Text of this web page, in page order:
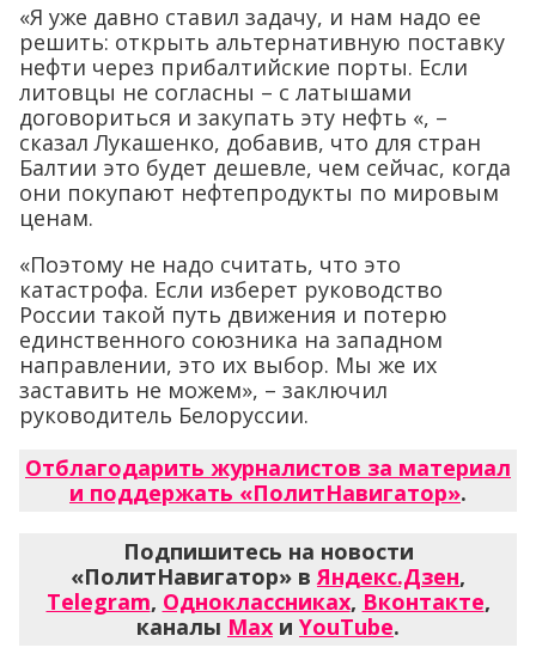
«Я уже давно ставил задачу, и нам надо ее
решить: открыть альтернативную поставку
нефти через прибалтийские порты. Если
литовцы не согласны – с латышами
договориться и закупать эту нефть «, –
сказал Лукашенко, добавив, что для стран
Балтии это будет дешевле, чем сейчас, когда
они покупают нефтепродукты по мировым
ценам.
«Поэтому не надо считать, что это
катастрофа. Если изберет руководство
России такой путь движения и потерю
единственного союзника на западном
направлении, это их выбор. Мы же их
заставить не можем», – заключил
руководитель Белоруссии.
Отблагодарить журналистов за материал
и поддержать «ПолитНавигатор».
Подпишитесь на новости
«ПолитНавигатор» вЯндекс.Дзен,
Telegram, Одноклассниках, Вконтакте,
каналы Max и YouTube.